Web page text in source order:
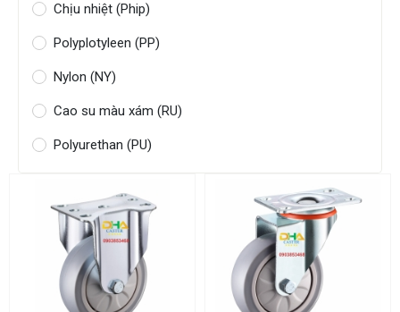
Chịu nhiệt (Phip)
Polyplotyleen (PP)
Nylon (NY)
Cao su màu xám (RU)
Polyurethan (PU)